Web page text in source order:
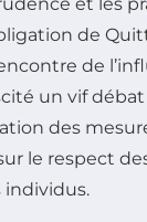
de
de
un vif
des
le respect